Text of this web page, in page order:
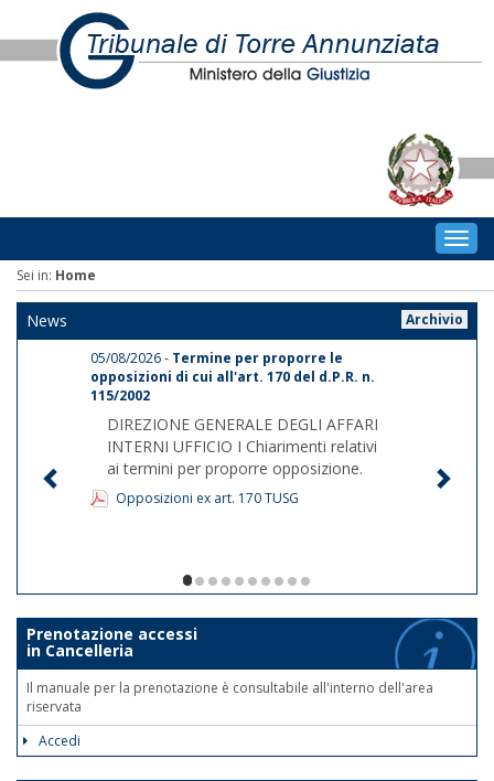
Sei in: Home
Archivio
News
05/08/2026 - Termine per proporre le
opposizioni di cui all'art. 170 del d.P.R. n.
115/2002
DIREZIONE GENERALE DEGLI AFFARI
INTERNI UFFICIO I Chiarimenti relativi
ai termini per proporre opposizione.
Opposizioni ex art. 170 TUSG
1/10
Prenotazione accessi
in Cancelleria
Il manuale per la prenotazione è consultabile all'interno dell'area
riservata
Accedi